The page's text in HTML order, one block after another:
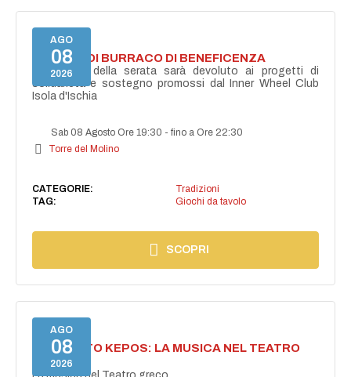
AGO
08
2026
TORNEO DI BURRACO DI BENEFICENZA
Il ricavato della serata sarà devoluto ai progetti di
solidarietà e sostegno promossi dal Inner Wheel Club
Isola d'Ischia
Sab 08 Agosto Ore 19:30 -fino a Ore 22:30
Torre del Molino
CATEGORIE:
Tradizioni
TAG:
Giochi da tavolo
SCOPRI
AGO
08
2026
PROGETTO KEPOS: LA MUSICA NEL TEATRO
GRECO